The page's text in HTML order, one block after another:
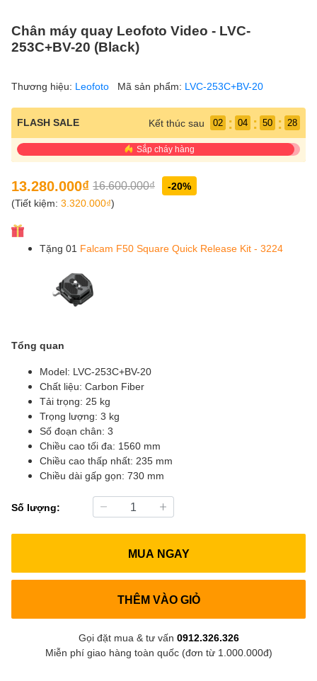
Chân máy quay Leofoto Video - LVC-
253C+BV-20 (Black)
Thương hiệu: Leofoto Mã sản phẩm: LVC-253C+BV-20
FLASH SALE Kết thúc sau 02 : 04 : 50 : 28
Sắp cháy hàng
13.280.000₫ 16.600.000₫
-20%
(Tiết kiệm: 3.320.000₫)
Tặng 01 Falcam F50 Square Quick Release Kit - 3224
Tổng quan
Model: LVC-253C+BV-20
Chất liệu: Carbon Fiber
Tải trọng: 25 kg
Trọng lượng: 3 kg
Số đoạn chân: 3
Chiều cao tối đa: 1560 mm
Chiều cao thấp nhất: 235 mm
Chiều dài gấp gọn: 730 mm
Số lượng:
MUA NGAY
THÊM VÀO GIỎ
Gọi đặt mua & tư vấn 0912.326.326
Miễn phí giao hàng toàn quốc (đơn từ 1.000.000đ)